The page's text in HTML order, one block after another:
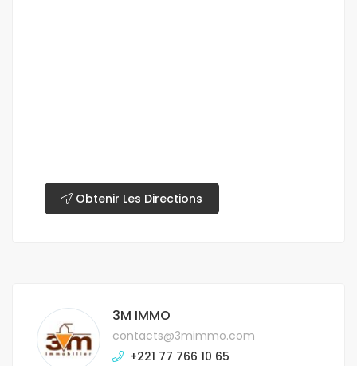
Obtenir Les Directions
3M IMMO
contacts@3mimmo.com
+221 77 766 10 65